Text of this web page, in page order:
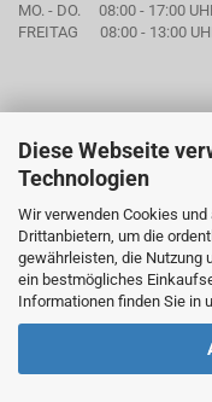
Diese Webseite
Technologien
Wir verwenden Cookies
Drittanbietern, um die
gewährleisten, die Nutzung
ein bestmögliches
Informationen finden Sie in
MO. - DO. 08:00 - 17:00
FREITAG 08:00 - 13:00